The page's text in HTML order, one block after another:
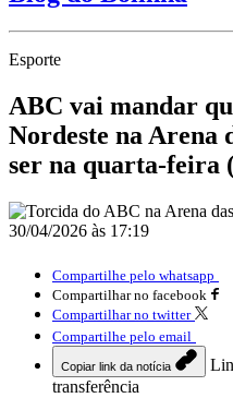
Esporte
ABC vai mandar
Nordeste na Arena
ser na quarta-feira
30/04/2026 às 17:19
Compartilhe pelo whatsapp
Compartilhar no facebook
Compartilhar no twitter
Compartilhe pelo email
Copiar link da notícia
transferência